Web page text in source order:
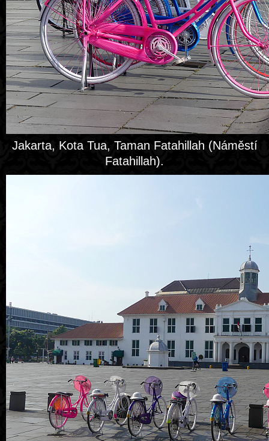
Jakarta, Kota Tua, Taman Fatahillah (Náměstí
Fatahillah).